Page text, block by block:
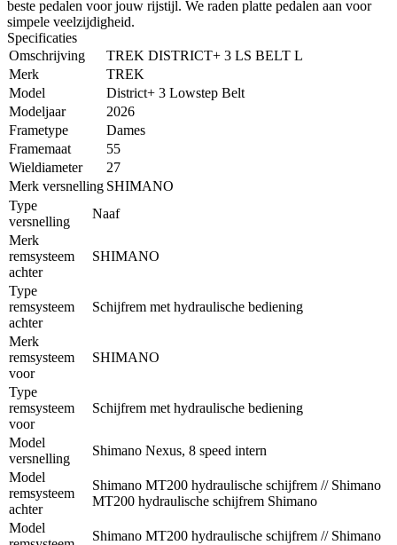
beste pedalen voor jouw rijstijl. We raden platte pedalen aan voor
simpele veelzijdigheid.
Specificaties
Omschrijving
TREK DISTRICT+ 3 LS BELT L
Merk
TREK
Model
District+ 3 Lowstep Belt
Modeljaar
2026
Frametype
Dames
Framemaat
55
Wieldiameter
27
Merk versnelling SHIMANO
Type
versnelling
Naaf
Merk
remsysteem
achter
SHIMANO
Type
remsysteem
achter
Schijfrem met hydraulische bediening
Merk
remsysteem
voor
SHIMANO
Type
remsysteem
voor
Schijfrem met hydraulische bediening
Model
versnelling
Shimano Nexus, 8 speed intern
Model
remsysteem
achter
Shimano MT200 hydraulische schijfrem // Shimano
MT200 hydraulische schijfrem Shimano
Model
Shimano MT200 hydraulische schijfrem // Shimano